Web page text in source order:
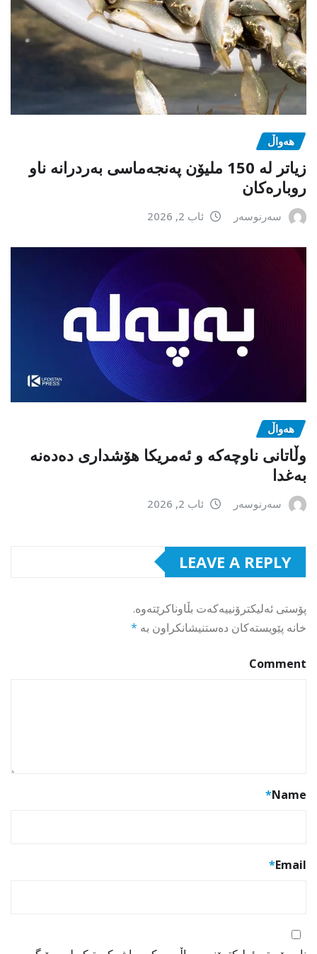
هەواڵ
زیاتر لە 150 ملیۆن پەنجەماسی بەردرانە ناو
روبارەکان
سەرنوسەر ئاب 2, 2026
هەواڵ
وڵاتانی ناوچەکە و ئەمریکا هۆشداری دەدەنە
بەغدا
سەرنوسەر ئاب 2, 2026
LEAVE A REPLY
پۆستی ئەلیکترۆنییەکەت بڵاوناکرێتەوە.
خانە پێویستەکان دەستنیشانکراون بە *
Comment
Name
*
Email
*